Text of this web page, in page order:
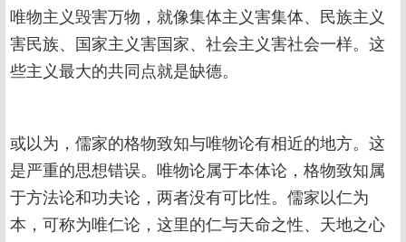
唯物主义毁害万物，就像集体主义害集体、民族主义
害民族、国家主义害国家、社会主义害社会一样。这
些主义最大的共同点就是缺德。
或以为，儒家的格物致知与唯物论有相近的地方。这
是严重的思想错误。唯物论属于本体论，格物致知属
于方法论和功夫论，两者没有可比性。儒家以仁为
本，可称为唯仁论，这里的仁与天命之性、天地之心